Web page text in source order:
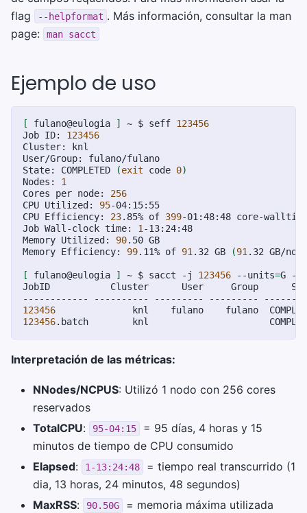
flag
--helpformat . Más información, consultar la man
page:
man sacct
Ejemplo de uso
[ fulano@eulogia ] ~ $ seff 123456
Job ID:
123456
Cluster:
knl
User/Group:
fulano/fulano
State:
COMPLETED (exit code 0)
Nodes:
1
Cores
per node:
256
CPU Utilized: 95-04:15:55
CPU Efficiency: 23.85% of 399-01:48:48 core-walltime
Job Wall-clock time: 1 -13:24:48
Memory Utilized: 90.50 GB
Memory Efficiency: 99.11% of 91 .32 GB (91 .32 GB/node
[ fulano@eulogia ] ~ $ sacct -j 123456 --units=G
-o
JobID
Cluster User Group
------------
---------- --------- ---------
123456
knl fulano fulano
123456.batch knl
Interpretación de las métricas:
NNodes/NCPUS: Utilizó 1 nodo con 256 cores
reservados
TotalCPU: 95-04:15
= 95 días, 4 horas y 15
minutos de tiempo de CPU consumido
Elapsed: 1-13:24:48
= tiempo real transcurrido (1
dia, 13 horas, 24 minutos, 48 segundos)
MaxRSS: 90.50G = memoria máxima utilizada